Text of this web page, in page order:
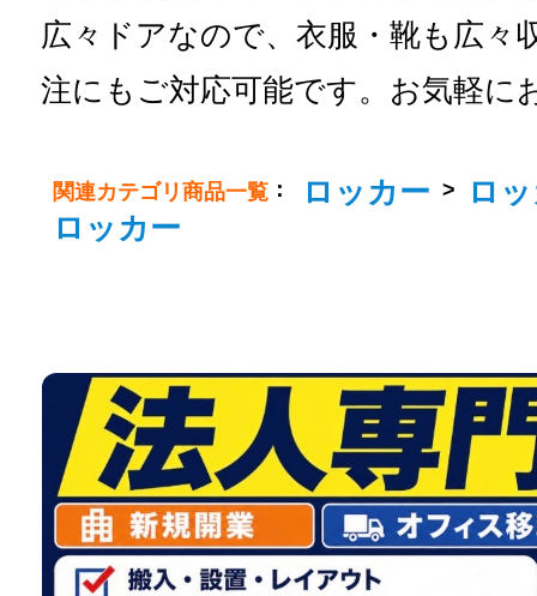
広々ドアなので、衣服・靴も広々
注にもご対応可能です。お気軽に
関連カテゴリ商品一覧 ： ロッカー >
ロ
ロッカー